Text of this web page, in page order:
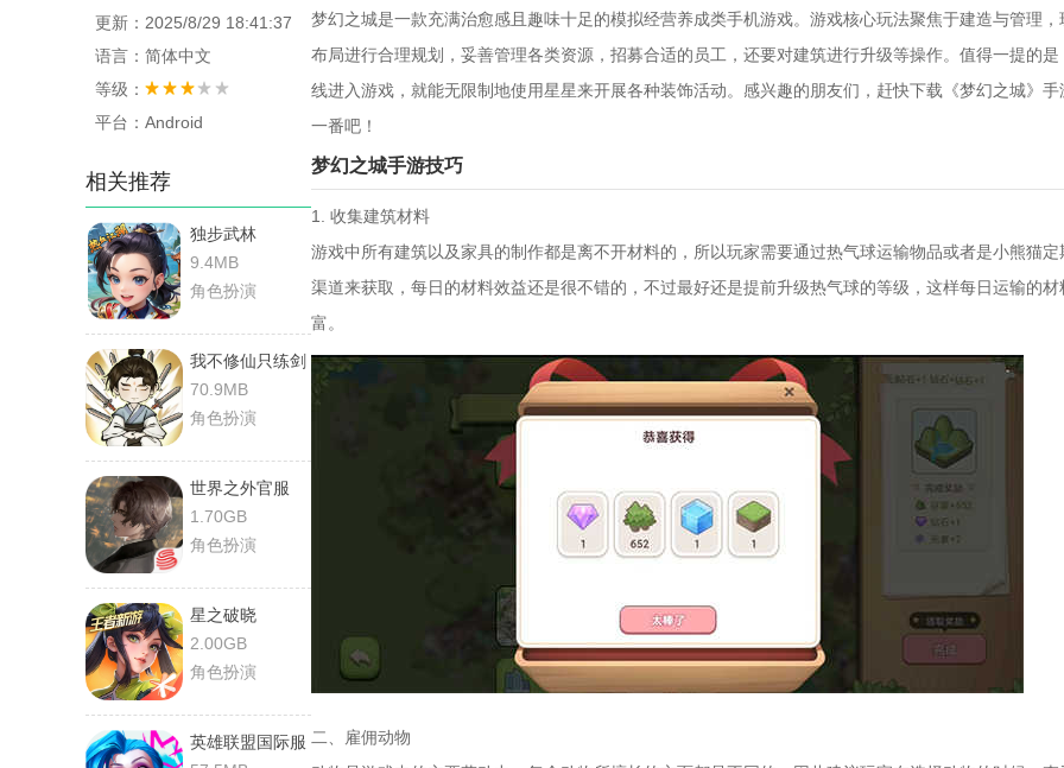
更新：2025/8/29 18:41:37
语言：简体中文
等级：
平台：Android
相关推荐
独步武林
9.4MB
角色扮演
我不修仙只练剑
70.9MB
角色扮演
世界之外官服
1.70GB
角色扮演
星之破晓
2.00GB
角色扮演
英雄联盟国际服
梦幻之城是一款充满治愈感且趣味十足的模拟经营养成类手机游戏。游戏核心玩法聚焦于建造与管理
布局进行合理规划，妥善管理各类资源，招募合适的员工，还要对建筑进行升级等操作。值得一提的是
线进入游戏，就能无限制地使用星星来开展各种装饰活动。感兴趣的朋友们，赶快下载《梦幻之城》
一番吧！
梦幻之城手游技巧
1. 收集建筑材料
游戏中所有建筑以及家具的制作都是离不开材料的，所以玩家需要通过热气球运输物品或者是小熊猫
渠道来获取，每日的材料效益还是很不错的，不过最好还是提前升级热气球的等级，这样每日运输的材
富。
二、雇佣动物